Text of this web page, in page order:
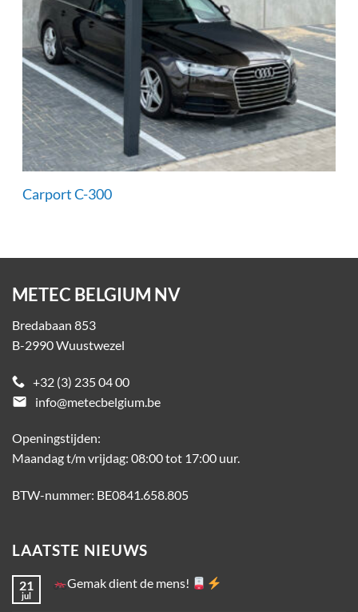
Carport C-300
METEC BELGIUM NV
Bredabaan 853
B-2990 Wuustwezel
+32 (3) 235 04 00
email
info@metecbelgium.be
Openingstijden:
Maandag t/m vrijdag: 08:00 tot 17:00 uur.
BTW-nummer: BE0841.658.805
LAATSTE NIEUWS
21
jul
Gemak dient de mens!